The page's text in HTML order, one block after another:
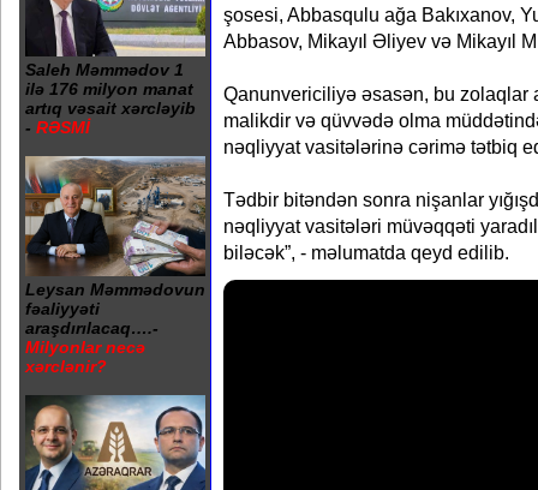
Saleh Məmmədov 1
ilə 176 milyon manat
artıq vəsait xərcləyib
- RƏSMİ
Leysan Məmmədovun
fəaliyyəti
araşdırılacaq….-
Milyonlar necə
xərclənir?
şosesi, Abbasqulu ağa Bakıxanov,
Abbasov, Mikayıl Əliyev və Mikayıl
Qanunvericiliyə əsasən, bu zolaqlar
malikdir və qüvvədə olma
nəqliyyat vasitələrinə cərimə tətbiq
Tədbir bitəndən sonra nişanlar
nəqliyyat vasitələri müvəqqəti
biləcək”, - məlumatda qeyd edilib.